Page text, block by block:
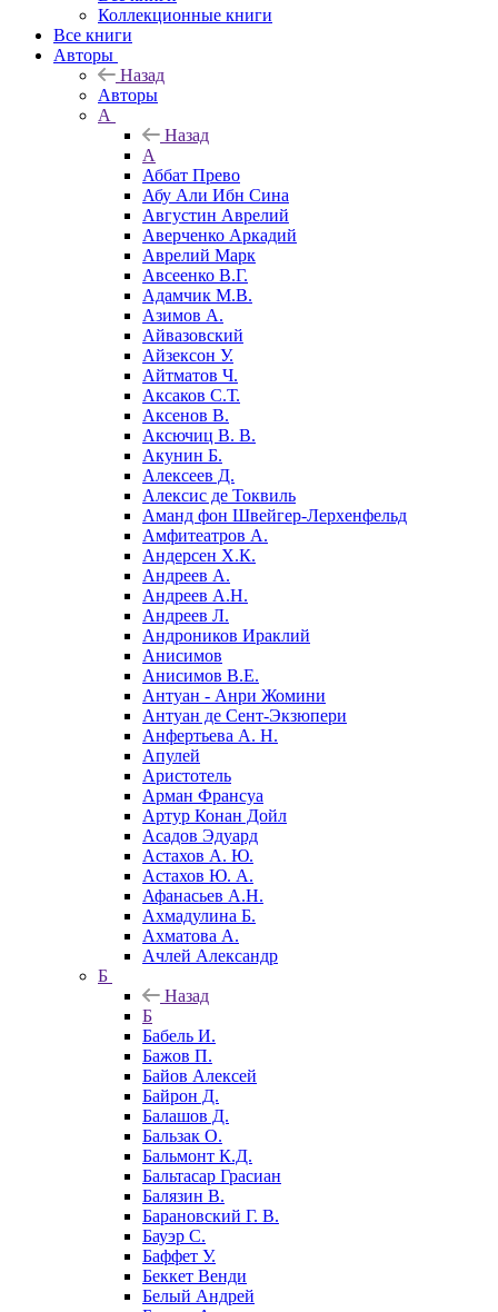
Коллекционные книги
Все книги
Авторы
Назад
Авторы
А
Назад
А
Аббат Прево
Абу Али Ибн Сина
Августин Аврелий
Аверченко Аркадий
Аврелий Марк
Авсеенко В.Г.
Адамчик М.В.
Азимов А.
Айвазовский
Айзексон У.
Айтматов Ч.
Аксаков С.Т.
Аксенов В.
Аксючиц В. В.
Акунин Б.
Алексеев Д.
Алексис де Токвиль
Аманд фон Швейгер-Лерхенфельд
Амфитеатров А.
Андерсен Х.К.
Андреев А.
Андреев А.Н.
Андреев Л.
Андроников Ираклий
Анисимов
Анисимов В.Е.
Антуан - Анри Жомини
Антуан де Сент-Экзюпери
Анфертьева А. Н.
Апулей
Аристотель
Арман Франсуа
Артур Конан Дойл
Асадов Эдуард
Астахов А. Ю.
Астахов Ю. А.
Афанасьев А.Н.
Ахмадулина Б.
Ахматова А.
Ачлей Александр
Б
Назад
Б
Бабель И.
Бажов П.
Байов Алексей
Байрон Д.
Балашов Д.
Бальзак О.
Бальмонт К.Д.
Бальтасар Грасиан
Балязин В.
Барановский Г. В.
Бауэр С.
Баффет У.
Беккет Венди
Белый Андрей